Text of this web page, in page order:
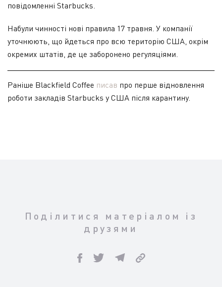
повідомленні Starbucks.
Набули чинності нові правила 17 травня. У компанії
уточнюють, що йдеться про всю територію США, окрім
окремих штатів, де це заборонено регуляціями.
Раніше Blackfield Coffee писав про перше відновлення
роботи закладів Starbucks у США після карантину.
Поділитися матеріалом із
друзями